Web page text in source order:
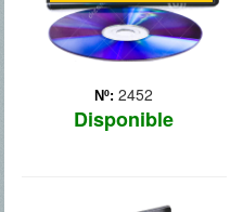
Nº: 2452
Disponible